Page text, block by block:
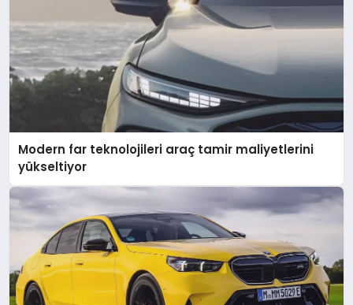
Modern far teknolojileri araç tamir maliyetlerini
yükseltiyor